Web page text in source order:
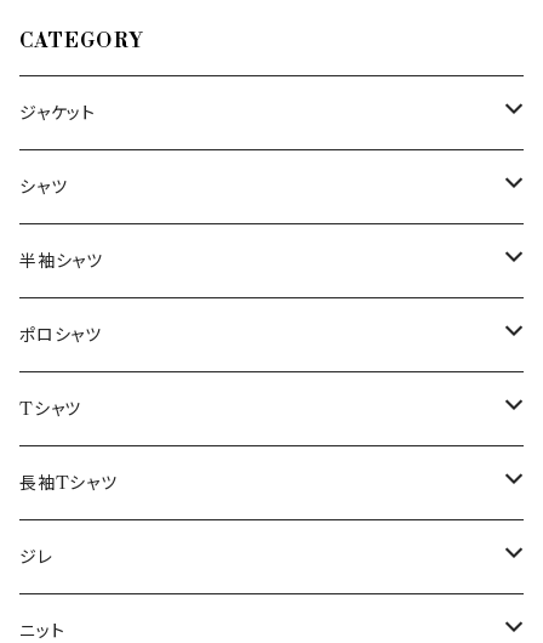
CATEGORY
ジャケット
～44/S
46/M
48/L
50/XL～
シャツ
～44/S
46/M
48/L
50/XL～
半袖シャツ
～44/S
46/M
48/L
50/XL～
ポロシャツ
～44/S
46/M
48/L
50/XL～
Tシャツ
～44/S
46/M
48/L
長袖Tシャツ
～44/S
46/M
ジレ
～44/S
ニット